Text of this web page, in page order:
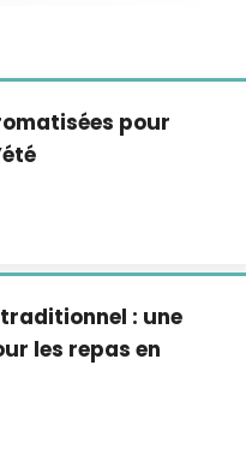
pour
: une
les repas en